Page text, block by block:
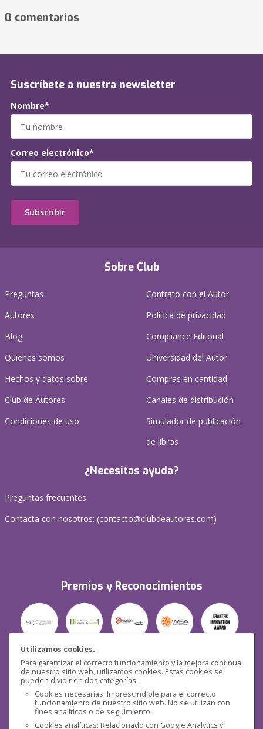
Utilizamos cookies.
Para garantizar el correcto funcionamiento y la mejora continua
de nuestro sitio web, utilizamos cookies. Estas cookies se
pueden dividir en dos categorías:
Cookies necesarias: Imprescindible para el correcto
funcionamiento de nuestro sitio web. No se utilizan con
fines analíticos o de seguimiento.
Cookies analíticas: Relacionado con Google Analytics y
0 comentarios
Sobre Club
Preguntas
Autores
Blog
Quienes somos
Hechos y datos sobre
Club de Autores
Condiciones de uso
Contrato con el Autor
Política de privacidad
Compliance Editorial
Universidad del Autor
Compras en cantidad
Canales de distribución
Simulador de publicación
de libros
¿Necesitas ayuda?
Preguntas frecuentes
Contacta con nosotros: (contacto@clubdeautores.com)
Premios y Reconocimientos
Seguridad
Suscríbete a nuestra newsletter
Nombre*
Correo electrónico*
Subscribir